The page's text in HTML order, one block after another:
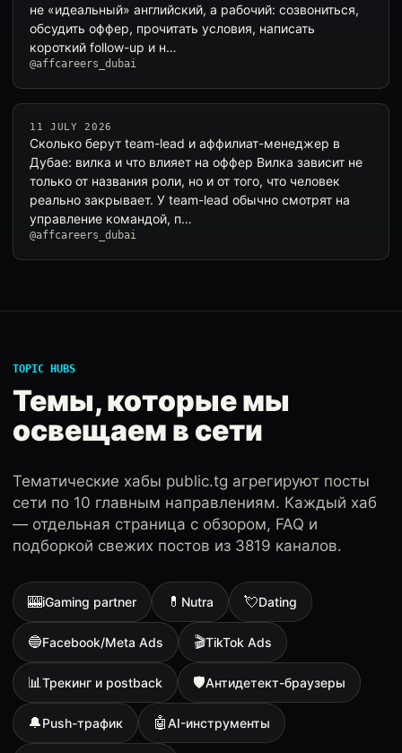
не «идеальный» английский, а рабочий: созвониться,
обсудить оффер, прочитать условия, написать
короткий follow-up и н…
@affcareers_dubai
11 JULY 2026
Сколько берут team-lead и аффилиат-менеджер в
Дубае: вилка и что влияет на оффер Вилка зависит не
только от названия роли, но и от того, что человек
реально закрывает. У team-lead обычно смотрят на
управление командой, п…
@affcareers_dubai
TOPIC HUBS
Темы, которые мы
освещаем в сети
Тематические хабы public.tg агрегируют посты
сети по 10 главным направлениям. Каждый хаб
— отдельная страница с обзором, FAQ и
подборкой свежих постов из 3819 каналов.
🎰iGaming partner 💊 Nutra 💘Dating
🔵Facebook/Meta Ads 🎬TikTok Ads
📊Трекинг и postback 🛡Антидетект-браузеры
🔔Push-трафик 🤖AI-инструменты